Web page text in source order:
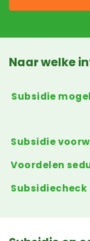
Naar welke
Subsidie
Subsidie
Voordelen